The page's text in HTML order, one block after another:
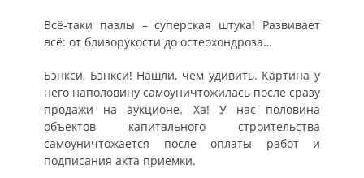
Всё-таки пазлы – суперская штука! Развивает
всё: от близорукости до остеохондроза…
Бэнкси, Бэнкси! Нашли, чем удивить. Картина у
него наполовину самоуничтожилась после сразу
продажи на аукционе. Ха! У нас половина
объектов капитального строительства
самоуничтожается после оплаты работ и
подписания акта приемки.